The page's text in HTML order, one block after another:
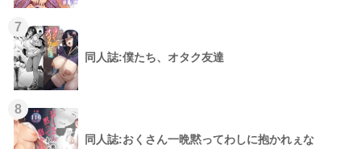
7
同人誌:僕たち、オタク友達
8
同人誌:おくさん一晩黙ってわしに抱かれぇな